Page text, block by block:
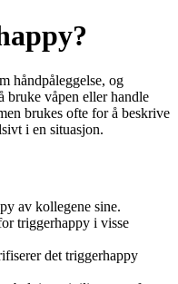
håndpåleggelse, og
bruke våpen eller handle
brukes ofte for å beskrive
i en situasjon.
av kollegene sine.
triggerhappy i visse
det triggerhappy